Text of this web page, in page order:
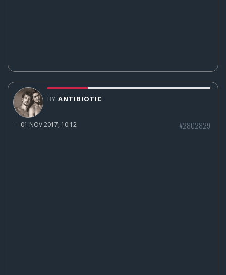
BY ANTIBIOTIC
- 01 NOV 2017, 10:12 #2802829